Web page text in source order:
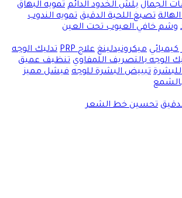
الجمال بلش الخدود الدائم تمويه البهاق
تصبغ اللحية الدقيق تمويه الندوب
وشم خافي العيوب تحت العين
ميكرونيدلينغ علاج PRP
تدليك الوجه
الوجه بالتصريف اللمفاوي تنظيف عميق
للبشرة تبييض البشرة للوجه فيشل مميز
تحسين خط الشعر